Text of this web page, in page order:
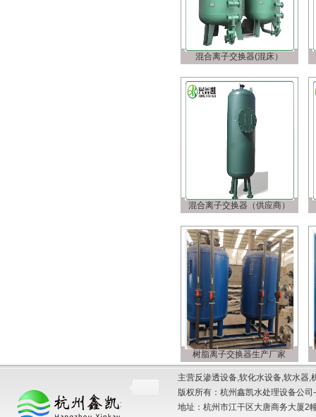
混合离子交换器(混床）
混合离子交换器（供应商）
树脂离子交换器生产厂家
主营反渗透设备,软化水设备,软水器
版权所有：杭州鑫凯水处理设备公
地址：杭州市江干区大唐商务大厦2